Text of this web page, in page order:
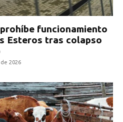
funcionamiento
Esteros tras colapso
2026